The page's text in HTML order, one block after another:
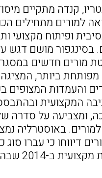
קנדה מתקיים
למורים מתחילים
ופיתוח מקצועי
בסינגפור מושם דגש
מורים חדשים
מפותחת ביותר,
והעמדות המצופים
המקצועית
ומצביעה על סדרה
למורים. באוסטרליה
מהמורים דיווחו כי עברו
של התפתחות